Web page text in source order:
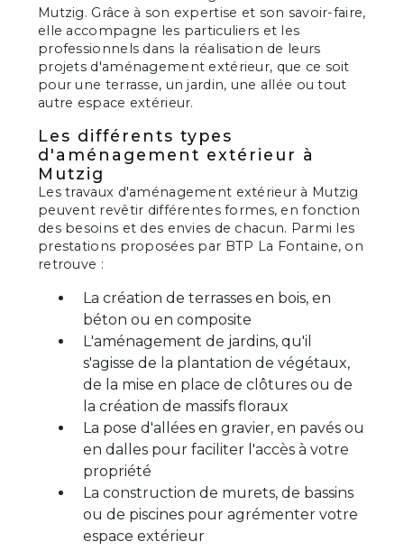
Mutzig. Grâce à son expertise et son savoir-faire,
elle accompagne les particuliers et les
professionnels dans la réalisation de leurs
projets d'aménagement extérieur, que ce soit
pour une terrasse, un jardin, une allée ou tout
autre espace extérieur.
Les différents types
d'aménagement extérieur à
Mutzig
Les travaux d'aménagement extérieur à Mutzig
peuvent revêtir différentes formes, en fonction
des besoins et des envies de chacun. Parmi les
prestations proposées par BTP La Fontaine, on
retrouve :
La création de terrasses en bois, en
béton ou en composite
L'aménagement de jardins, qu'il
s'agisse de la plantation de végétaux,
de la mise en place de clôtures ou de
la création de massifs floraux
La pose d'allées en gravier, en pavés ou
en dalles pour faciliter l'accès à votre
propriété
La construction de murets, de bassins
ou de piscines pour agrémenter votre
espace extérieur